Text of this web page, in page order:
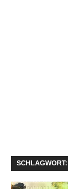
SCHLAGWORT: